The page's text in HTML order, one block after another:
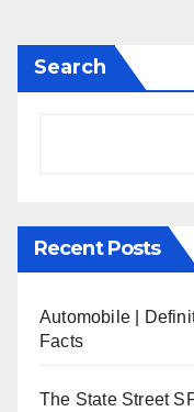
Search
Recent Posts
Automobile |
Facts
The State Street